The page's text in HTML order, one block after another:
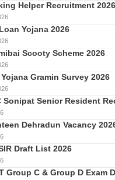
Helper Recruitment 2026
Yojana 2026
Scooty Scheme 2026
Yojana Gramin Survey 2026
Sonipat Senior Resident
Dehradun Vacancy
Draft List 2026
Group C & Group D Exam